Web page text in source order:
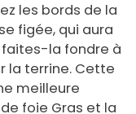
les bords de la
figée, qui aura
la fondre à
la terrine. Cette
meilleure
foie Gras et la